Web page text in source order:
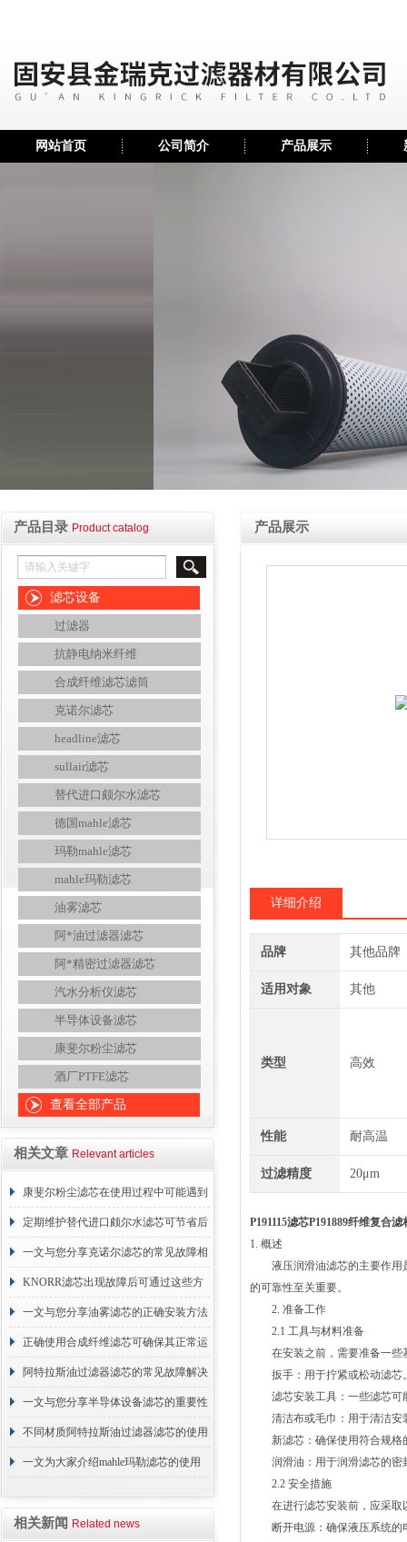
网站首页 公司简介 产品展示
产品目录 Product catalog
滤芯设备
过滤器
抗静电纳米纤维
合成纤维滤芯滤筒
克诺尔滤芯
headline滤芯
sullair滤芯
替代进口颇尔水滤芯
德国mahle滤芯
玛勒mahle滤芯
mahle玛勒滤芯
油雾滤芯
阿*油过滤器滤芯
阿*精密过滤器滤芯
汽水分析仪滤芯
半导体设备滤芯
康斐尔粉尘滤芯
酒厂PTFE滤芯
查看全部产品
相关文章 Relevant articles
康斐尔粉尘滤芯在使用过程中可能遇到
的故障相应解决方法分享
定期维护替代进口颇尔水滤芯可节省后
续更换成本
一文与您分享克诺尔滤芯的常见故障相
应解决方法
KNORR滤芯出现故障后可通过这些方
法解决
一文与您分享油雾滤芯的正确安装方法
正确使用合成纤维滤芯可确保其正常运
行
阿特拉斯油过滤器滤芯的常见故障解决
方法介绍
一文与您分享半导体设备滤芯的重要性
不同材质阿特拉斯油过滤器滤芯的使用
周期区别介绍
一文为大家介绍mahle玛勒滤芯的使用
相关新闻 Related news
产品展示
详细介绍
品牌 其他品牌
适用对象 其他
类型 高效
性能 耐高温
过滤精度 20μm
P191115滤芯P191889纤维复合
1. 概述
液压润滑油滤芯的主要作用是
的可靠性至关重要。
2. 准备工作
2.1 工具与材料准备
在安装之前，需要准备一些
扳手：用于拧紧或松动滤芯
滤芯安装工具：一些滤芯可
清洁布或毛巾：用于清洁安
新滤芯：确保使用符合规格
润滑油：用于润滑滤芯的密
2.2 安全措施
在进行滤芯安装前，应采取
断开电源：确保液压系统的